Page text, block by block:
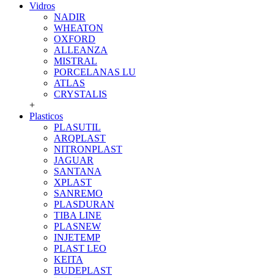
Vidros
NADIR
WHEATON
OXFORD
ALLEANZA
MISTRAL
PORCELANAS LU
ATLAS
CRYSTALIS
+
Plasticos
PLASUTIL
ARQPLAST
NITRONPLAST
JAGUAR
SANTANA
XPLAST
SANREMO
PLASDURAN
TIBA LINE
PLASNEW
INJETEMP
PLAST LEO
KEITA
BUDEPLAST